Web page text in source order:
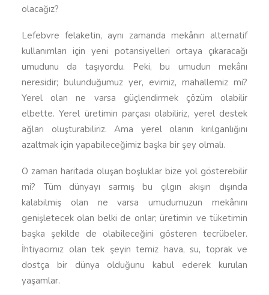
olacağız?
Lefebvre felaketin, aynı zamanda mekânın alternatif
kullanımları için yeni potansiyelleri ortaya çıkaracağı
umudunu da taşıyordu. Peki, bu umudun mekânı
neresidir; bulunduğumuz yer, evimiz, mahallemiz mi?
Yerel olan ne varsa güçlendirmek çözüm olabilir
elbette. Yerel üretimin parçası olabiliriz, yerel destek
ağları oluşturabiliriz. Ama yerel olanın kırılganlığını
azaltmak için yapabileceğimiz başka bir şey olmalı.
O zaman haritada oluşan boşluklar bize yol gösterebilir
mi? Tüm dünyayı sarmış bu çılgın akışın dışında
kalabilmiş olan ne varsa umudumuzun mekânını
genişletecek olan belki de onlar; üretimin ve tüketimin
başka şekilde de olabileceğini gösteren tecrübeler.
İhtiyacımız olan tek şeyin temiz hava, su, toprak ve
dostça bir dünya olduğunu kabul ederek kurulan
yaşamlar.